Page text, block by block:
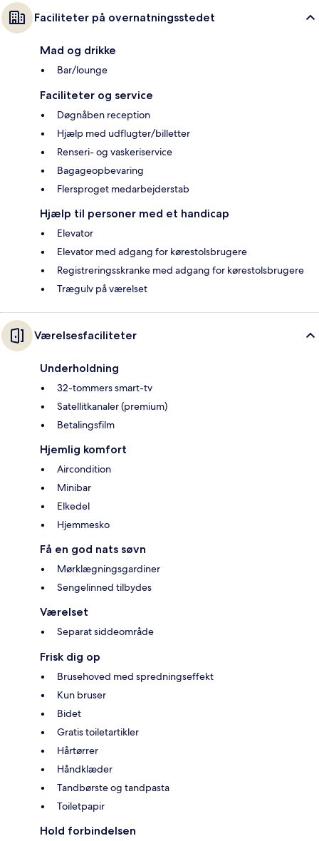
Faciliteter på overnatningsstedet
Mad og drikke
Bar/lounge
Faciliteter og service
Døgnåben reception
Hjælp med udflugter/billetter
Renseri- og vaskeriservice
Bagageopbevaring
Flersproget medarbejderstab
Hjælp til personer med et handicap
Elevator
Elevator med adgang for kørestolsbrugere
Registreringsskranke med adgang for kørestolsbrugere
Trægulv på værelset
Værelsesfaciliteter
Underholdning
32-tommers smart-tv
Satellitkanaler (premium)
Betalingsfilm
Hjemlig komfort
Aircondition
Minibar
Elkedel
Hjemmesko
Få en god nats søvn
Mørklægningsgardiner
Sengelinned tilbydes
Værelset
Separat siddeområde
Frisk dig op
Brusehoved med spredningseffekt
Kun bruser
Bidet
Gratis toiletartikler
Hårtørrer
Håndklæder
Tandbørste og tandpasta
Toiletpapir
Hold forbindelsen